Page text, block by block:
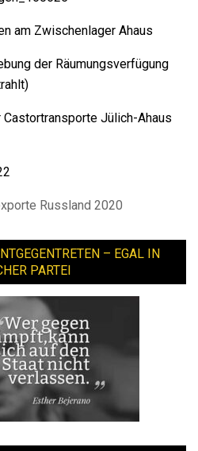
am Zwischenlager Ahaus
der Räumungsverfügung
Castortransporte Jülich-Ahaus
Russland 2020
– EGAL IN
PARTEI